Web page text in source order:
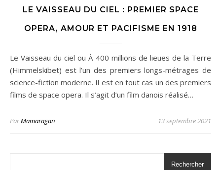
LE VAISSEAU DU CIEL : PREMIER SPACE
OPERA, AMOUR ET PACIFISME EN 1918
Le Vaisseau du ciel ou À 400 millions de lieues de la Terre
(Himmelskibet) est l’un des premiers longs-métrages de
science-fiction moderne. Il est en tout cas un des premiers
films de space opera. Il s’agit d’un film danois réalisé…
ParMamaragan 13 septembre 2021
Rechercher